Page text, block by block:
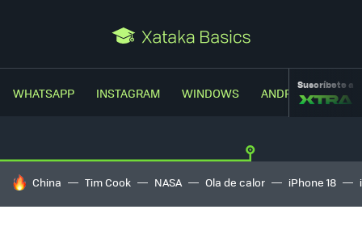
WHATSAPP INSTAGRAM WINDOWS ANDROIDSuscríbete a
HOY SE HABLA DE
China Tim Cook NASA Ola de calor iPhone 18